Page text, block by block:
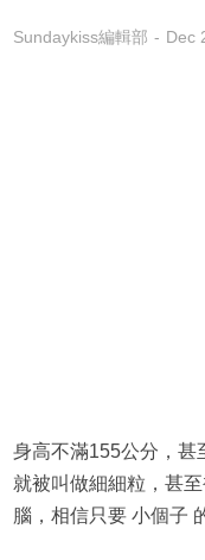
Sundaykiss編輯部 Dec
身高不滿155公分，甚
就被叫做細細粒，甚
腦，相信只要 小個子